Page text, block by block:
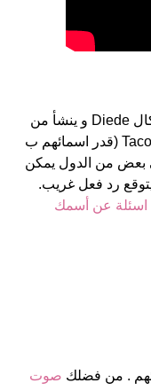
Taco هو اسم للبنين الأسم شكل من أشكال Diede و ينشأ من
هولندي. على موقعنا 26 الأشخاص بأسم Taco (قدر اسمائهم ب
فى بعض من الدول يمكن
رد فعل غريب.
صوت